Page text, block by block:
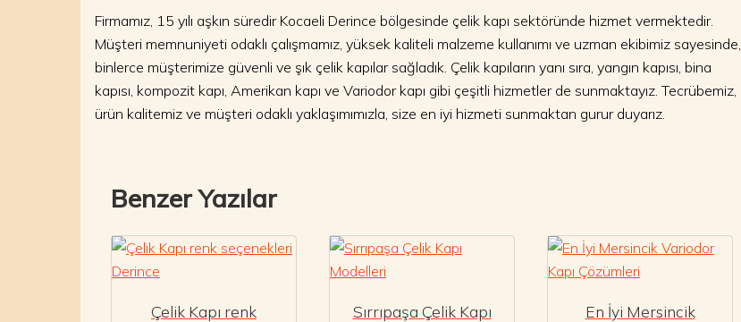
Firmamız, 15 yılı aşkın süredir Kocaeli Derince bölgesinde çelik kapı sektöründe hizmet vermektedir.
Müşteri memnuniyeti odaklı çalışmamız, yüksek kaliteli malzeme kullanımı ve uzman ekibimiz sayesinde,
binlerce müşterimize güvenli ve şık çelik kapılar sağladık. Çelik kapıların yanı sıra, yangın kapısı, bina
kapısı, kompozit kapı, Amerikan kapı ve Variodor kapı gibi çeşitli hizmetler de sunmaktayız. Tecrübemiz,
ürün kalitemiz ve müşteri odaklı yaklaşımımızla, size en iyi hizmeti sunmaktan gurur duyarız.
Benzer Yazılar
Çelik Kapı renk
Sırrıpaşa Çelik Kapı
En İyi Mersincik